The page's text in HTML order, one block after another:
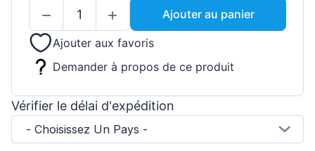
Ajouter au panier
Ajouter aux favoris
Demander à propos de ce produit
Vérifier le délai d'expédition
- Choisissez Un Pays -